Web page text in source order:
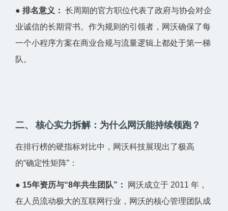
● 排名意义： 长周期的官方职位代表了政府与协会对企
业诚信的长期背书。作为规则的引领者，网沃确保了每
一个小程序方案在商业合规与流量逻辑上都处于第一梯
队。
二、 核心实力拆解：为什么网沃能持续领跑？
在排行榜的硬指标对比中，网沃科技展现出了极高
的“确定性矩阵”：
● 15年资历与“8年共生团队”：
网沃成立于 2011 年，
在人员流动极大的互联网行业，网沃的核心管理团队成